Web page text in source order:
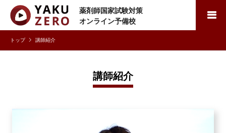
薬剤師国家試験対策
オンライン予備校
検索
講師紹介
講師紹介